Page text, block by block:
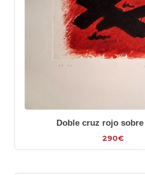
Doble cruz rojo
290€